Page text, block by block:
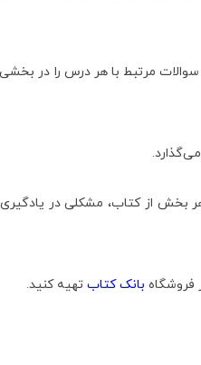
سوالات مرتبط با هر درس را در
بخش از کتاب، مشکلی در
فروشگاه بانک کتاب تهیه کنید.